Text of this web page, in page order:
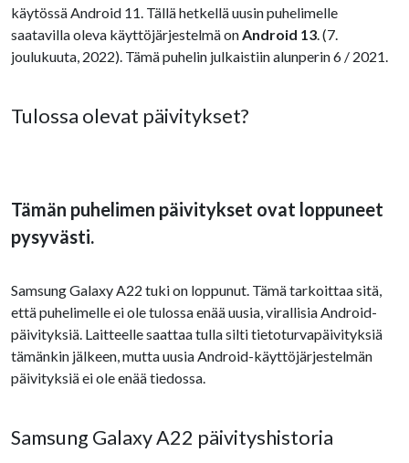
käytössä Android 11. Tällä hetkellä uusin puhelimelle
saatavilla oleva käyttöjärjestelmä onAndroid 13. (7.
joulukuuta, 2022). Tämä puhelin julkaistiin alunperin 6 / 2021.
Tulossa olevat päivitykset?
Tämän puhelimen päivitykset ovat loppuneet
pysyvästi.
Samsung Galaxy A22 tuki on loppunut. Tämä tarkoittaa sitä,
että puhelimelle ei ole tulossa enää uusia, virallisia Android-
päivityksiä. Laitteelle saattaa tulla silti tietoturvapäivityksiä
tämänkin jälkeen, mutta uusia Android-käyttöjärjestelmän
päivityksiä ei ole enää tiedossa.
Samsung Galaxy A22 päivityshistoria